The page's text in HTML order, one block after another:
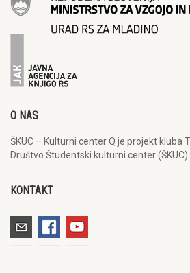
O NAS
ŠKUC – Kulturni center Q je projekt kluba
Društvo Študentski kulturni center (ŠKUC).
KONTAKT